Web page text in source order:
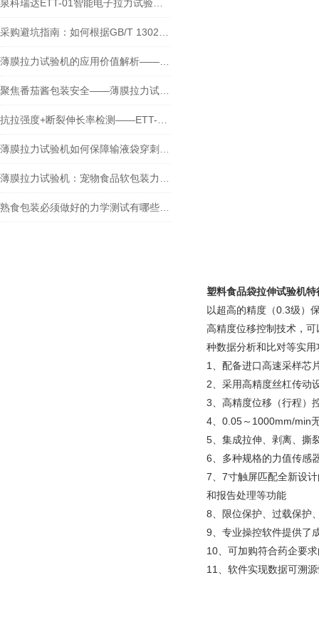
塑料食品袋拉伸试验机特
以超高的精度（0.3级）
高精度位移控制技术，
种数据分析和比对等实用
1、配备进口高速采样芯
2、采用高精度丝杠传动
3、高精度位移（行程）
4、0.05～1000mm/min
5、集成拉伸、剥离、撕
6、多种规格的力值传感
7、7寸触屏匹配全新设
和报告处理等功能
8、限位保护、过载保护
9、专业操控软件提供了
10、可加购符合药企要
11、软件实现数据可溯